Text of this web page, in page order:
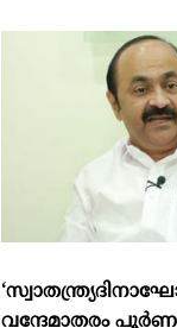
പുനരധിവാസത്തിനും...